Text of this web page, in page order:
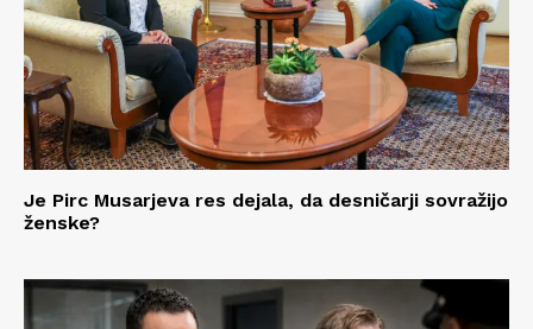
Je Pirc Musarjeva res dejala, da desničarji sovražijo
ženske?